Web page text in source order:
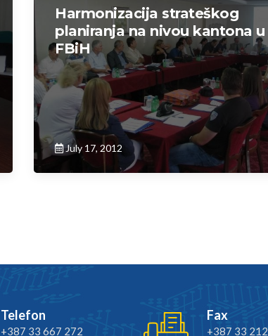
Harmonizacija strateškog
planiranja na nivou kantona u
FBiH
July 17, 2012
Telefon
+387 33 667 272
Fax
+387 33